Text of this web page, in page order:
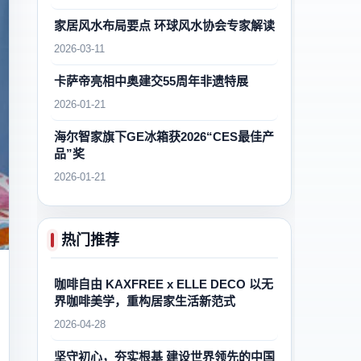
家居风水布局要点 环球风水协会专家解读
2026-03-11
卡萨帝亮相中奥建交55周年非遗特展
2026-01-21
海尔智家旗下GE冰箱获2026“CES最佳产
品”奖
2026-01-21
热门推荐
咖啡自由 KAXFREE x ELLE DECO 以无
界咖啡美学，重构居家生活新范式
2026-04-28
坚守初心，夯实根基 建设世界领先的中国